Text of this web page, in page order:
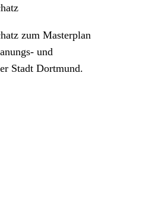
zum Masterplan
und
Stadt Dortmund.